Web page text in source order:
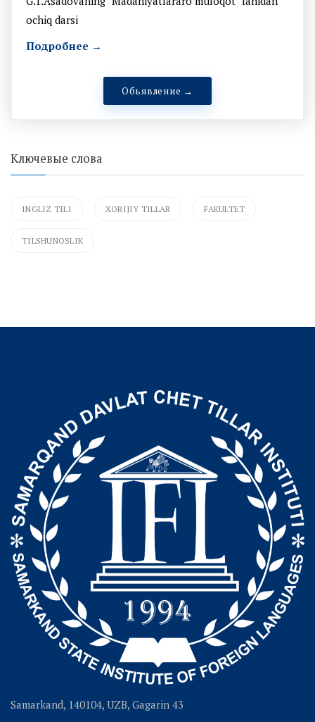
ochiq darsi
Подробнее →
Обьявление →
Ключевые слова
INGLIZ TILI XORIJIY TILLAR FAKULTET
TILSHUNOSLIK
Samarkand, 140104, UZB, Gagarin 43